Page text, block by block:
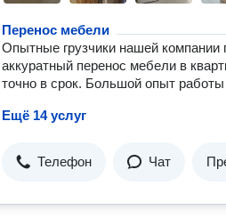
Перенос мебели
Опытные грузчики нашей компании
аккуратный перенос мебели в
точно в срок. Большой опыт
Ещё 14 услуг
Телефон Чат